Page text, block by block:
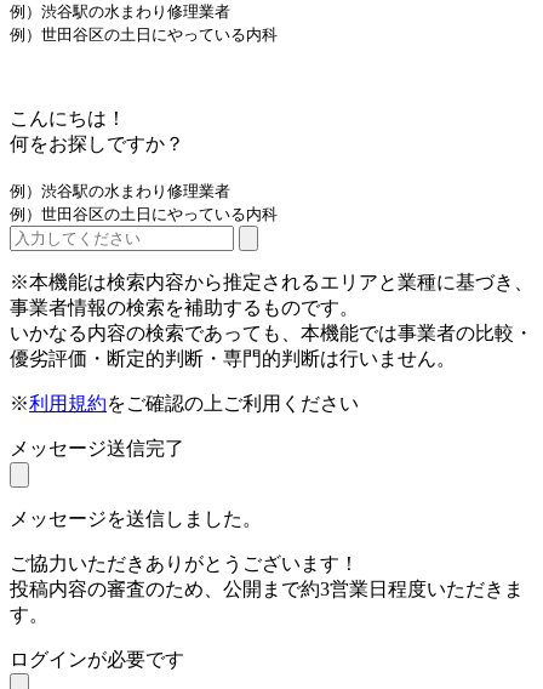
例）渋谷駅の水まわり修理業者
例）世田谷区の土日にやっている内科
こんにちは！
何をお探しですか？
例）渋谷駅の水まわり修理業者
例）世田谷区の土日にやっている内科
※本機能は検索内容から推定されるエリアと業種に基づき、
事業者情報の検索を補助するものです。
いかなる内容の検索であっても、本機能では事業者の比較・
優劣評価・断定的判断・専門的判断は行いません。
※利用規約をご確認の上ご利用ください
メッセージ送信完了
メッセージを送信しました。
ご協力いただきありがとうございます！
投稿内容の審査のため、公開まで約3営業日程度いただきま
す。
ログインが必要です